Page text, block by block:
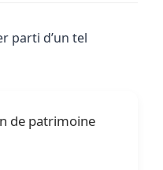
parti d’un tel
de patrimoine